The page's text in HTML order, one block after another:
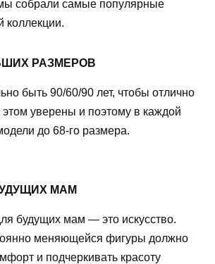
собрали самые популярные
коллекции.
РАЗМЕРОВ
быть 90/60/90 лет, чтобы отлично
уверены и поэтому в каждой
до 68-го размера.
МАМ
будущих мам — это искусство.
меняющейся фигуры должно
и подчеркивать красоту